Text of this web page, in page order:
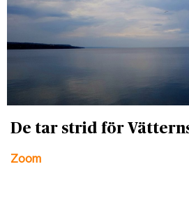
De tar strid för
Zoom